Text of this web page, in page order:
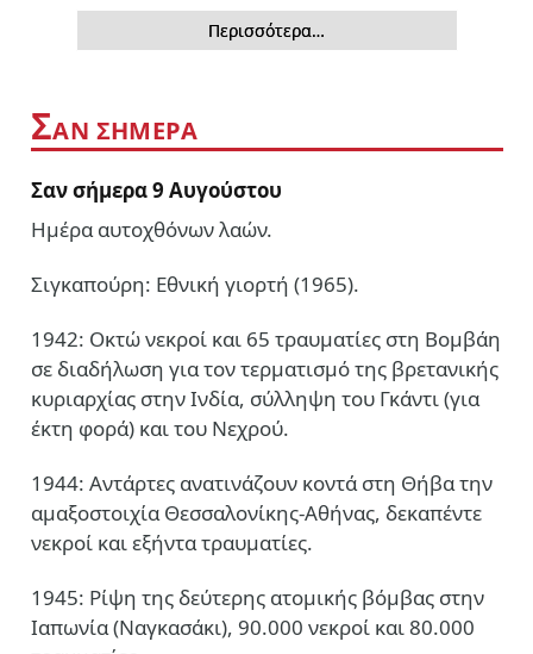
Περισσότερα…
ΣΑΝ ΣΗΜΕΡΑ
Σαν σήμερα 9 Αυγούστου
Ημέρα αυτοχθόνων λαών.
Σιγκαπούρη: Εθνική γιορτή (1965).
1942: Οκτώ νεκροί και 65 τραυματίες στη Βομβάη
σε διαδήλωση για τον τερματισμό της βρετανικής
κυριαρχίας στην Ινδία, σύλληψη του Γκάντι (για
έκτη φορά) και του Νεχρού.
1944: Αντάρτες ανατινάζουν κοντά στη Θήβα την
αμαξοστοιχία Θεσσαλονίκης-Αθήνας, δεκαπέντε
νεκροί και εξήντα τραυματίες.
1945: Ρίψη της δεύτερης ατομικής βόμβας στην
Ιαπωνία (Ναγκασάκι), 90.000 νεκροί και 80.000